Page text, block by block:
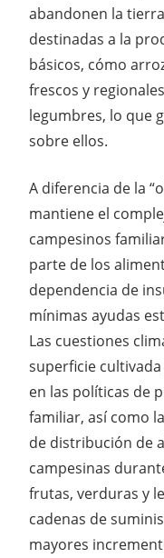
abandonen la
destinadas a la
básicos, cómo
frescos y
legumbres, lo que
sobre ellos.
A diferencia de la
mantiene el
campesinos
parte de los
dependencia de
mínimas ayudas
Las cuestiones
superficie
en las políticas de
familiar, así como
de distribución de
campesinas
frutas, verduras y
cadenas de
mayores